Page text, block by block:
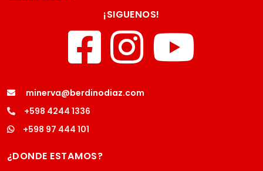
¡SIGUENOS!
minerva@berdinodiaz.com
+598 4244 1336
+598 97 444 101
¿DONDE ESTAMOS?